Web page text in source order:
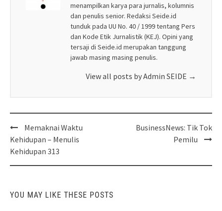
menampilkan karya para jurnalis, kolumnis
dan penulis senior. Redaksi Seide.id
tunduk pada UU No. 40 / 1999 tentang Pers
dan Kode Etik Jurnalistik (KEJ). Opini yang
tersaji di Seide.id merupakan tanggung
jawab masing masing penulis.
View all posts by Admin SEIDE →
Post
navigation
Memaknai Waktu
Kehidupan – Menulis
Kehidupan 313
BusinessNews: Tik Tok
Pemilu
YOU MAY LIKE THESE POSTS